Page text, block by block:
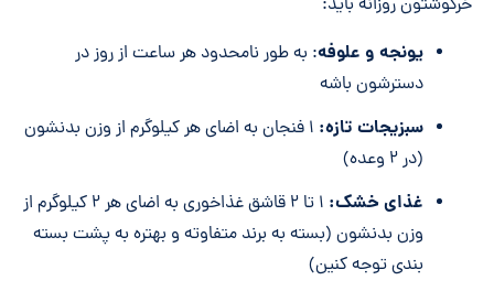
خرگوشتون روزانه باید:
یونجه و علوفه: به طور نامحدود هر ساعت از روز در
دسترشون باشه
سبزیجات تازه: ۱ فنجان به اضای هر کیلوگرم از وزن بدنشون
(در ۲ وعده)
غذای خشک:
۱ تا ۲ قاشق غذاخوری به اضای هر ۲ کیلوگرم از
وزن بدنشون (بسته به برند متفاوته و بهتره به پشت بسته
بندی توجه کنین)